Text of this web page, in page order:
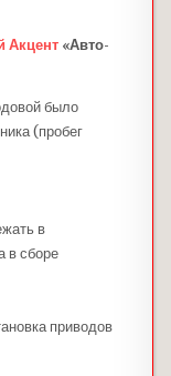
Акцент «Авто-
было
(пробег
в
в сборе
приводов